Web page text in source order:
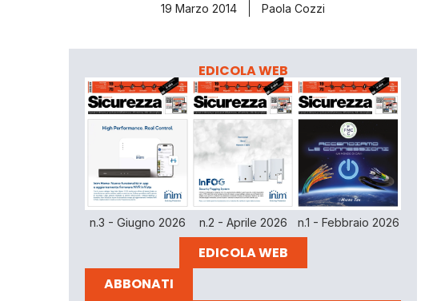
19 Marzo 2014
Paola Cozzi
EDICOLA WEB
n.3 - Giugno 2026 n.2 - Aprile 2026 n.1 - Febbraio 2026
EDICOLA WEB
ABBONATI